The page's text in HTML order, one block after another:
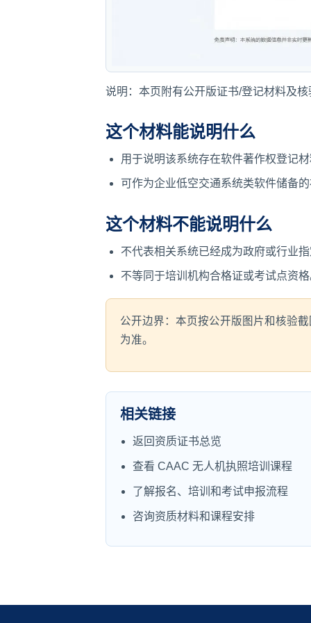
说明：本页附有公开版证书/登记材料及
这个材料能说明什么
用于说明该系统存在软件著作权登记
可作为企业低空交通系统类软件储备
这个材料不能说明什么
不代表相关系统已经成为政府或行业
不等同于培训机构合格证或考试点资
公开边界：本页按公开版图片和核验
为准。
相关链接
返回资质证书总览
查看 CAAC 无人机执照培训课程
了解报名、培训和考试申报流程
咨询资质材料和课程安排